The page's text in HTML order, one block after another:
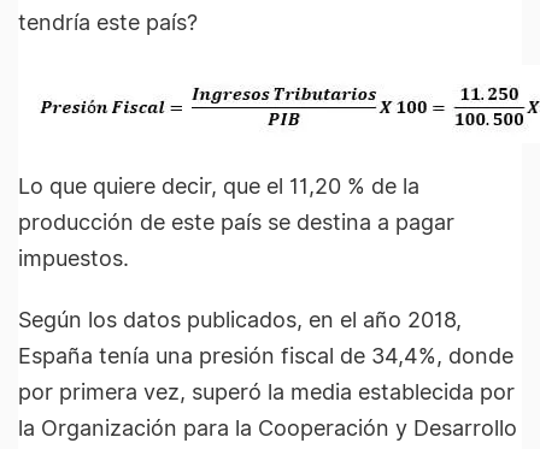
tendría este país?
Lo que quiere decir, que el 11,20 % de la
producción de este país se destina a pagar
impuestos.
Según los datos publicados, en el año 2018,
España tenía una presión fiscal de 34,4%, donde
por primera vez, superó la media establecida por
la Organización para la Cooperación y Desarrollo